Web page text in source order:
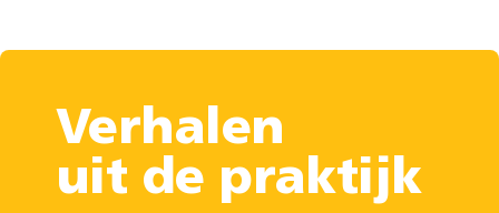
Verhalen
uit de praktijk